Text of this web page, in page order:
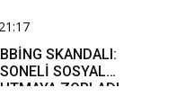
SKANDALI:
SOSYAL
ZORLADI